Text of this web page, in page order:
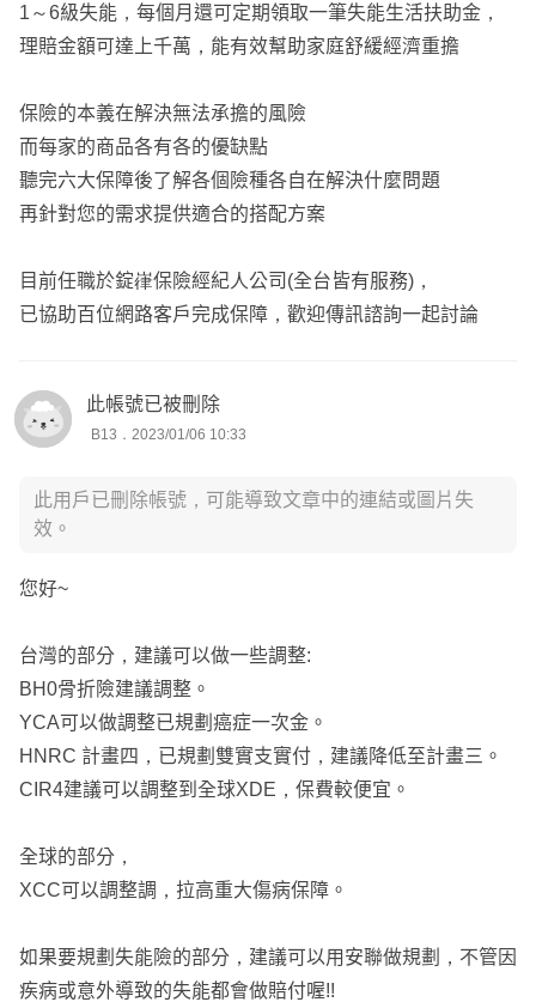
1～6級失能，每個月還可定期領取一筆失能生活扶助金，
理賠金額可達上千萬，能有效幫助家庭舒緩經濟重擔
保險的本義在解決無法承擔的風險
​​​​​​​而每家的商品各有各的優缺點
聽完六大保障後了解各個險種各自在解決什麼問題
再針對您的需求提供適合的搭配方案
目前任職於錠嵂保險經紀人公司(全台皆有服務)，
已協助百位網路客戶完成保障，歡迎傳訊諮詢一起討論
此帳號已被刪除
B13．2023/01/06 10:33
此用戶已刪除帳號，可能導致文章中的連結或圖片失
效。
您好~
台灣的部分，建議可以做一些調整:
BH0骨折險建議調整。
YCA可以做調整已規劃癌症一次金。
HNRC 計畫四，已規劃雙實支實付，建議降低至計畫三。
CIR4建議可以調整到全球XDE，保費較便宜。
全球的部分，
XCC可以調整調，拉高重大傷病保障。
如果要規劃失能險的部分，建議可以用安聯做規劃，不管因
疾病或意外導致的失能都會做賠付喔!!